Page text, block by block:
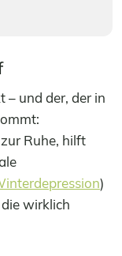
– und der, der in
Ruhe, hilft
)
wirklich